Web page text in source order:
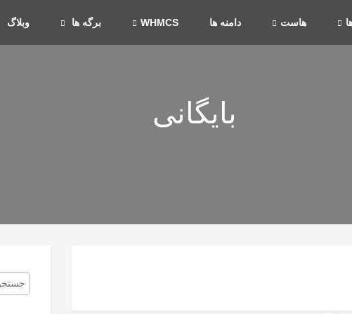
هاست دامنه ها WHMCS برگه ها وبلاگ
بایگانی
جستجو
برای